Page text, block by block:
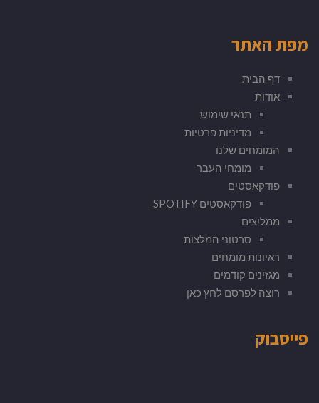
מפת האתר
דף הבית
אודות
תנאי שימוש
מדיניות פרטיות
המומחים שלנו
מומחי העבר
פודקאסטים
פודקאסטים SPOTIFY
ממליצים
סרטוני המלצות
ראיונות מומחים
מגזינים קודמים
רוצה לפרסם לחץ כאן
פייסבוק